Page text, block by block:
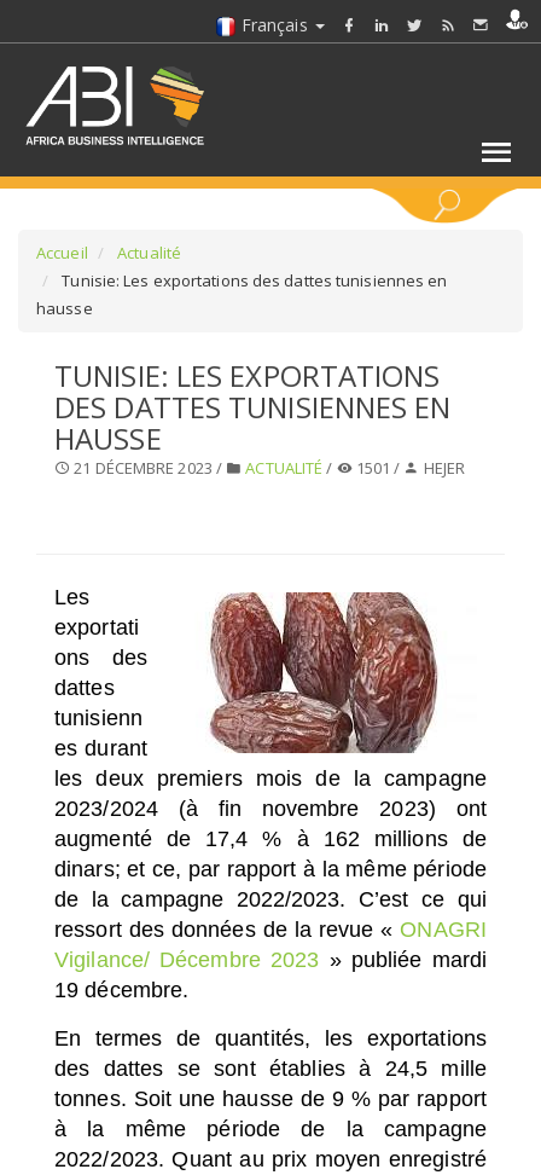
Français
SÉLECTIONNEZ UN DOSSIER
SELECTIONNEZ UNE SECTION
Accueil
Actualité
Tunisie: Les exportations des dattes tunisiennes en
hausse
TUNISIE: LES EXPORTATIONS
DES DATTES TUNISIENNES EN
HAUSSE
21 DÉCEMBRE 2023 / ACTUALITÉ / 1501 / HEJER
Les
exportati
ons des
dattes
tunisienn
es durant
les deux premiers mois de la campagne
2023/2024 (à fin novembre 2023) ont
augmenté de 17,4 % à 162 millions de
dinars; et ce, par rapport à la même période
de la campagne 2022/2023. C’est ce qui
ressort des données de la revue « ONAGRI
Vigilance/ Décembre 2023 » publiée mardi
19 décembre.
En termes de quantités, les exportations
des dattes se sont établies à 24,5 mille
tonnes. Soit une hausse de 9 % par rapport
à la même période de la campagne
2022/2023. Quant au prix moyen enregistré